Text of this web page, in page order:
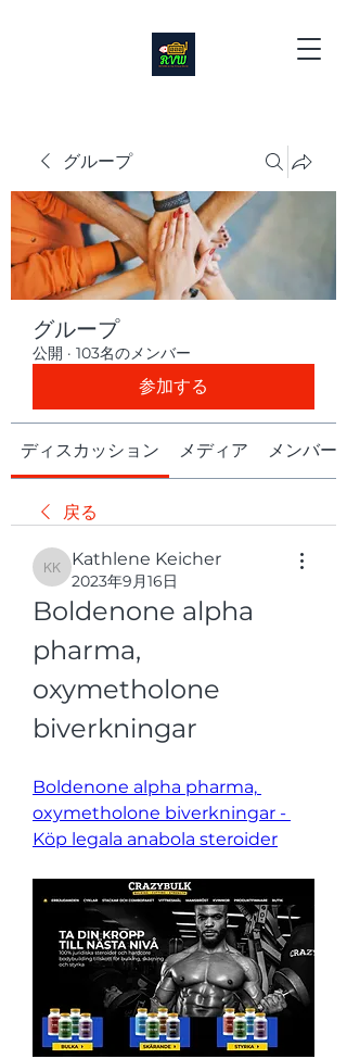
グループ
グループ
公開 · 103名のメンバー
参加する
ディスカッション メディア メンバー
戻る
Kathlene Keicher
Kathlene Keicher
2023年9月16日
Boldenone alpha
pharma,
oxymetholone
biverkningar
Boldenone alpha pharma,
oxymetholone biverkningar -
Köp legala anabola steroider